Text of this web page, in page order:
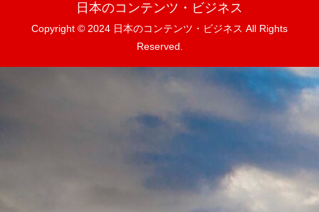
日本のコンテンツ・ビジネス
Copyright © 2024 日本のコンテンツ・ビジネス All Rights
Reserved.